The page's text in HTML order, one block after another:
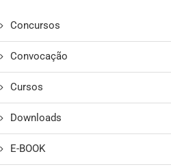
Concursos
Convocação
Cursos
Downloads
E-BOOK